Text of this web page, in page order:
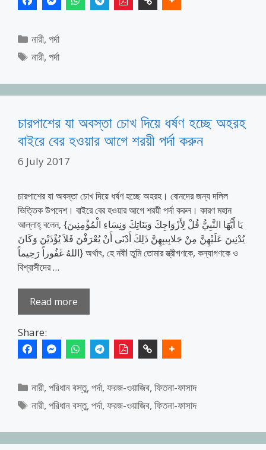
Categories
নারী,পর্দা
Tags
নারী,পর্দা
চারপাশের যা অবস্তা চোখ দিয়ে ধর্ষণ হচ্ছে অহরহ
বাইরে বের হওয়ার আগে শরয়ী পর্দা করুন
6 July 2017
চারপাশের যা অবস্তা চোখ দিয়ে ধর্ষণ হচ্ছে অহরহ। বোনদের জন্য দলিল
ভিত্তিক উপদেশ। বাইরে বের হওয়ার আগে শরয়ী পর্দা করুন। কারণ মহান
আল্লাহ্‌ বলেন, {يَا أَيُّهَا النَّبِيُّ قُلْ لِأَزْوَاجِكَ وَبَنَاتِكَ وَنِسَاءِ الْمُؤْمِنِينَ
يُدْنِينَ عَلَيْهِنَّ مِنْ جَلابِيبِهِنَّ ذَلِكَ أَدْنَى أَنْ يُعْرَفْنَ فَلاَ يُؤْذَيْنَ وَكَانَ
اللهُ غَفُوراً رَحِيماً} অর্থাৎ, হে নবী! তুমি তোমার স্ত্রীগণকে, কন্যাগণকে ও
বিশ্বাসীদের …
Read more
Share:
Categories
নারী,পরিধান বস্তু,পর্দা,ফরজ-ওয়াজিব,ফিতনা-ফাসাদ
Tags
নারী,পরিধান বস্তু,পর্দা,ফরজ-ওয়াজিব,ফিতনা-ফাসাদ